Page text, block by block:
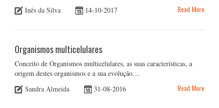
Inês da Silva
14-10-2017 Read More
Organismos multicelulares
Conceito de Organismos multicelulares, as suas características, a
origem destes organismos e a sua evolução…
Sandra Almeida
31-08-2016 Read More